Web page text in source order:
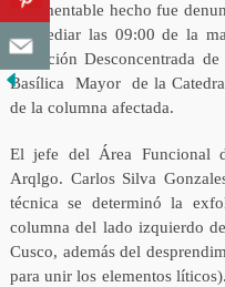
El lamentable hecho fue
promediar las 09:00 de la
Dirección Desconcentrada
Basílica Mayor de la
de la columna afectada.
El jefe del Área Funcional
Arqlgo. Carlos Silva
técnica se determinó la
columna del lado izquierdo
Cusco, además del
para unir los elementos